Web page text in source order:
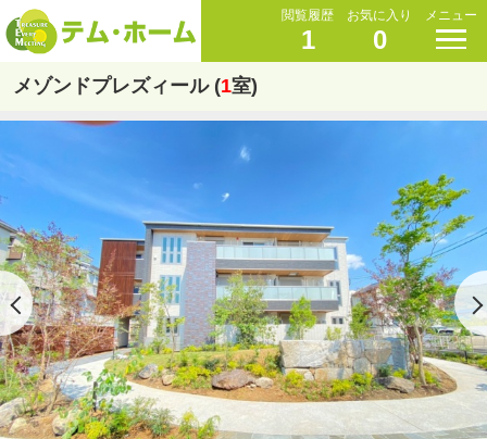
閲覧履歴
1
お気に入り
0
メニュー
メゾンドプレズィール (1室)